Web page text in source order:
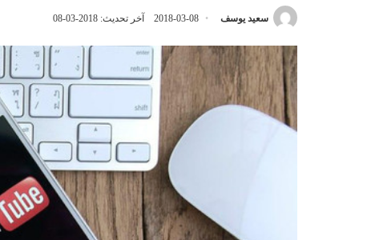
سعيد يوسف 2018-03-08 آخر تحديث: 2018-03-08